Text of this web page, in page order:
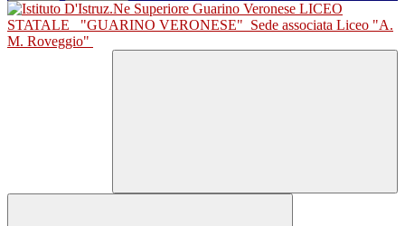
LICEO
STATALE
"GUARINO VERONESE" Sede associata Liceo "A.
M. Roveggio"